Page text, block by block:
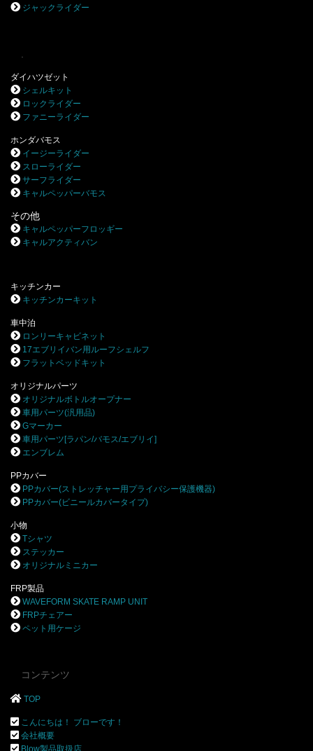
ジャックライダー
ダイハツゼット
シェルキット
ロックライダー
ファニーライダー
ホンダバモス
イージーライダー
スローライダー
サーフライダー
キャルペッパーバモス
その他
キャルペッパーフロッギー
キャルアクティバン
キッチンカー
キッチンカーキット
車中泊
ロンリーキャビネット
17エブリイバン用ルーフシェルフ
フラットベッドキット
オリジナルパーツ
オリジナルボトルオープナー
車用パーツ(汎用品)
Gマーカー
車用パーツ[ラパン/バモス/エブリイ]
エンブレム
PPカバー
PPカバー(ストレッチャー用プライバシー保護機器)
PPカバー(ビニールカバータイプ)
小物
Tシャツ
ステッカー
オリジナルミニカー
FRP製品
WAVEFORM SKATE RAMP UNIT
FRPチェアー
ペット用ケージ
コンテンツ
TOP
こんにちは！ ブローです！
会社概要
Blow製品取扱店